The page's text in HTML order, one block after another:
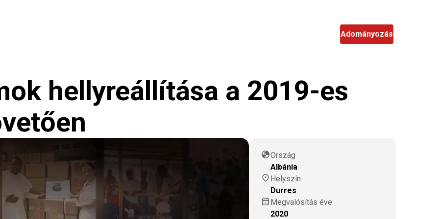
Adományozás
hellyreállítása a 2019-es
globeOrszág
Albánia
location_on Helyszín
Durres
calendar_month Megvalósítás éve
2020